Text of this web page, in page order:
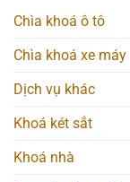
Chìa khoá ô tô
Chìa khoá xe máy
Dịch vụ khác
Khoá két sắt
Khoá nhà